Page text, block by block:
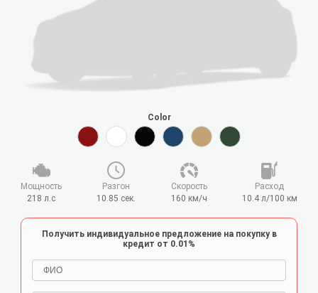
Мощность
218 л.с
Разгон
10.85 сек.
Cкорость
160 км/ч
Расход
10.4 л/100 км
Color
Получить индивидуальное предложение на покупку в
кредит от 0.01%